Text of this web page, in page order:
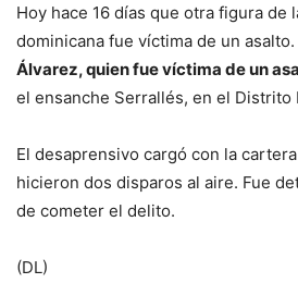
Hoy hace 16 días que otra figura de
dominicana fue víctima de un
Álvarez, quien fue víctima de un
el ensanche Serrallés, en el Distrito
El desaprensivo cargó con la
hicieron dos disparos al aire. Fue
de cometer el delito.
(DL)